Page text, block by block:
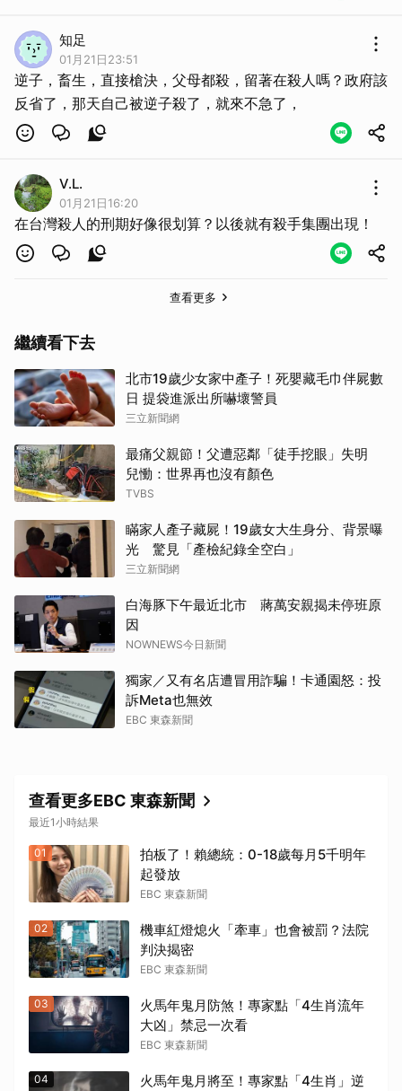
知足
01月21日23:51
逆子，畜生，直接槍決，父母都殺，留著在殺人嗎？政府該
反省了，那天自己被逆子殺了，就來不急了，
V.L.
01月21日16:20
在台灣殺人的刑期好像很划算？以後就有殺手集團出現！
查看更多
繼續看下去
北市19歲少女家中產子！死嬰藏毛巾伴屍數
日 提袋進派出所嚇壞警員
三立新聞網
最痛父親節！父遭惡鄰「徒手挖眼」失明
兒慟：世界再也沒有顏色
TVBS
瞞家人產子藏屍！19歲女大生身分、背景曝
光 驚見「產檢紀錄全空白」
三立新聞網
白海豚下午最近北市 蔣萬安親揭未停班原
因
NOWNEWS今日新聞
獨家／又有名店遭冒用詐騙！卡通園怒：投
訴Meta也無效
EBC 東森新聞
查看更多EBC 東森新聞
最近1小時結果
01
拍板了！賴總統：0-18歲每月5千明年
起發放
EBC 東森新聞
02
機車紅燈熄火「牽車」也會被罰？法院
判決揭密
EBC 東森新聞
03
火馬年鬼月防煞！專家點「4生肖流年
大凶」禁忌一次看
EBC 東森新聞
04
火馬年鬼月將至！專家點「4生肖」逆
取消